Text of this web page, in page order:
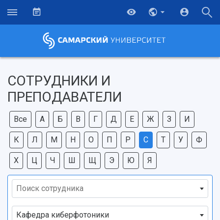
СОТРУДНИКИ И
ПРЕПОДАВАТЕЛИ
Все А Б В Г Д Е Ж З И
К Л М Н О П Р С Т У Ф
Х Ц Ч Ш Щ Э Ю Я
Поиск сотрудника
Кафедра киберфотоники